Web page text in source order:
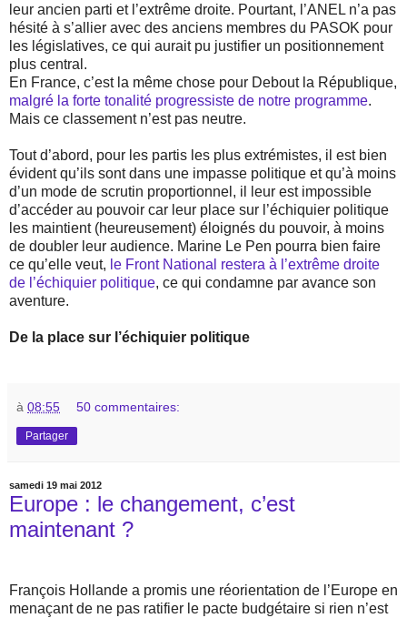
leur ancien parti et l’extrême droite. Pourtant, l’ANEL n’a pas
hésité à s’allier avec des anciens membres du PASOK pour
les législatives, ce qui aurait pu justifier un positionnement
plus central.
En France, c’est la même chose pour Debout la République,
malgré la forte tonalité progressiste de notre programme.
Mais ce classement n’est pas neutre.
Tout d’abord, pour les partis les plus extrémistes, il est bien
évident qu’ils sont dans une impasse politique et qu’à moins
d’un mode de scrutin proportionnel, il leur est impossible
d’accéder au pouvoir car leur place sur l’échiquier politique
les maintient (heureusement) éloignés du pouvoir, à moins
de doubler leur audience. Marine Le Pen pourra bien faire
ce qu’elle veut, le Front National restera à l’extrême droite
de l’échiquier politique, ce qui condamne par avance son
aventure.
De la place sur l’échiquier politique
à 08:55 50 commentaires:
Partager
samedi 19 mai 2012
Europe : le changement, c’est
maintenant ?
François Hollande a promis une réorientation de l’Europe en
menaçant de ne pas ratifier le pacte budgétaire si rien n’est